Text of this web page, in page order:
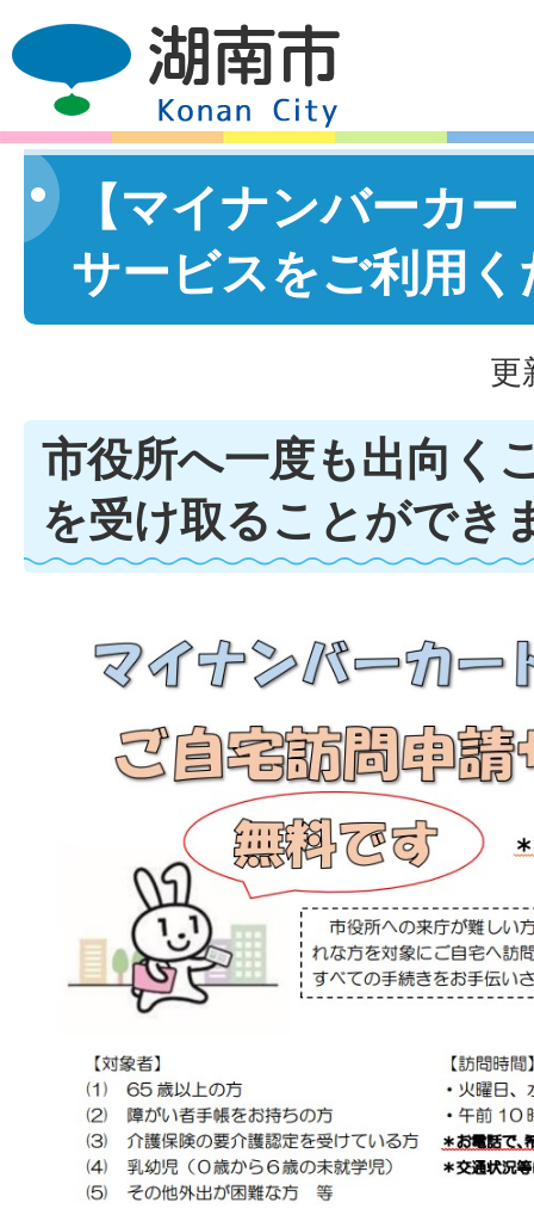
【マイナンバーカ
サービスをご利用
更
市役所へ一度も出向く
を受け取ることができ